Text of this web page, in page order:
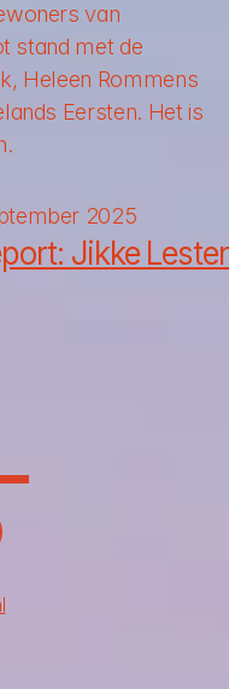
van
stand met de
Heleen Rommens
Eersten. Het is
2025
Jikke